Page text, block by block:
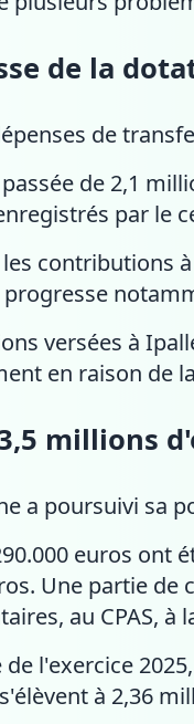
de la
de
de 2,1
par le
contributions
versées à
en raison de
millions
a poursuivi sa
euros ont
Une partie
au CPAS, à
de l'exercice
à 2,36